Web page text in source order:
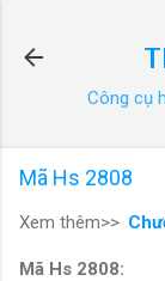
Công cụ
Mã Hs 2808
Xem thêm>>
Mã Hs 2808: